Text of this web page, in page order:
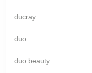
ducray
duo
duo beauty